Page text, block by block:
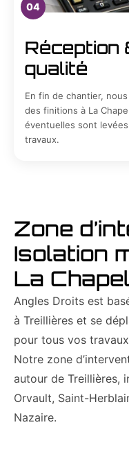
04
Réception
qualité
En fin de chantier,
des finitions à La
éventuelles sont
travaux.
Zone
Isolation
La
Angles Droits est
à Treillières et se
pour tous vos
Notre zone
autour de Treillières,
Orvault, Saint-
Nazaire.